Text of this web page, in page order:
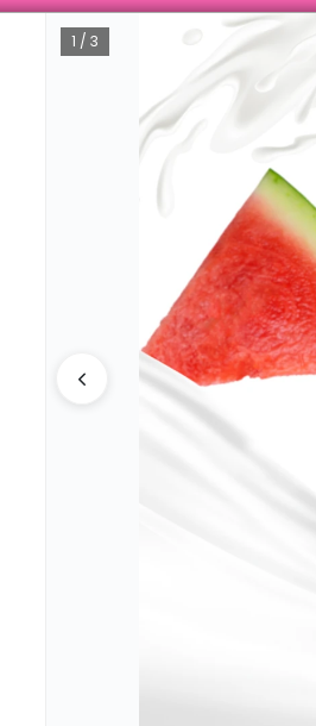
1 / 3
ARGENTINA 🚚📦 TIENDA ONLINE
QUIÉNES SOMOS
CATÁLOGO 2026